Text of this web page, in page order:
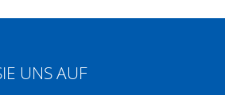
UNS AUF